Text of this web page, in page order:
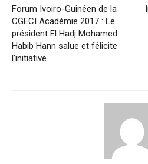
Forum Ivoiro-Guinéen de la
CGECI Académie 2017 : Le
président El Hadj Mohamed
Habib Hann salue et félicite
l’initiative